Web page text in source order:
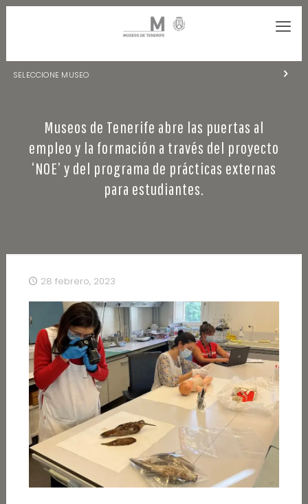
SELECCIONE MUSEO
NATURALEZA Y ARQUEOLOGÍA
LA CIENCIA Y EL COSMOS
HISTORIA Y ANTROPOLOGÍA
Museos de Tenerife abre las puertas al
empleo y la formación a través del proyecto
‘NOE’ y del programa de prácticas externas
para estudiantes.
28 febrero, 2023